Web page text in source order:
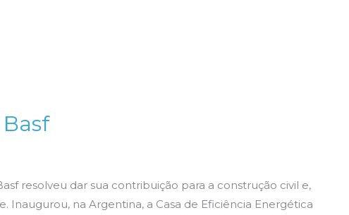
resolveu dar sua contribuição para a construção civil e,
Inaugurou, na Argentina, a Casa de Eficiência Energética